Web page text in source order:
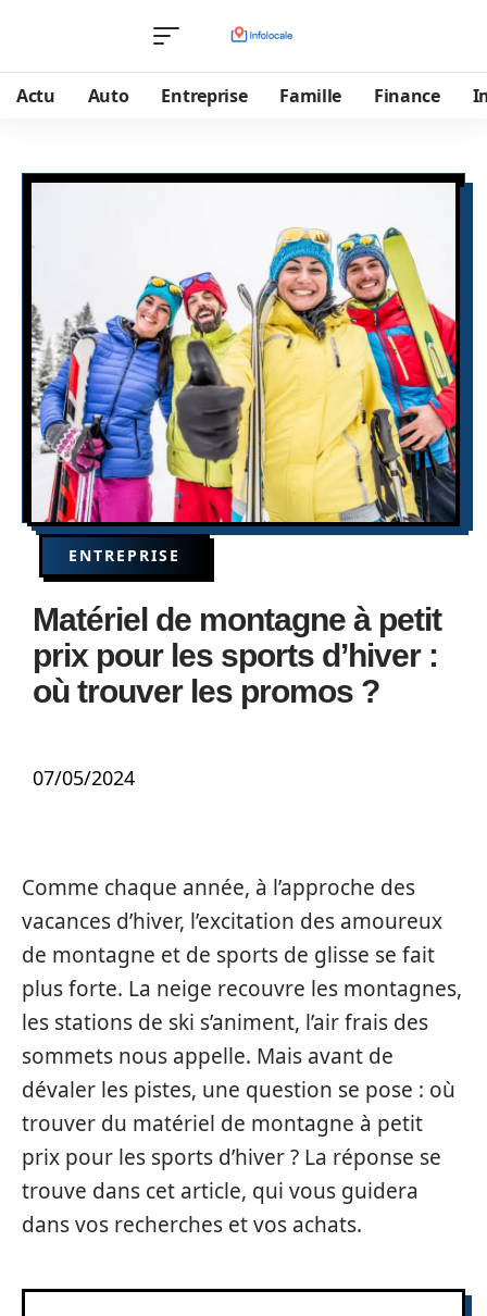
Actu Auto Entreprise Famille Finance
ENTREPRISE
Matériel de montagne à petit
prix pour les sports d’hiver :
où trouver les promos ?
07/05/2024
Comme chaque année, à l’approche des
vacances d’hiver, l’excitation des amoureux
de montagne et de sports de glisse se fait
plus forte. La neige recouvre les montagnes,
les stations de ski s’animent, l’air frais des
sommets nous appelle. Mais avant de
dévaler les pistes, une question se pose : où
trouver du matériel de montagne à petit
prix pour les sports d’hiver ? La réponse se
trouve dans cet article, qui vous guidera
dans vos recherches et vos achats.